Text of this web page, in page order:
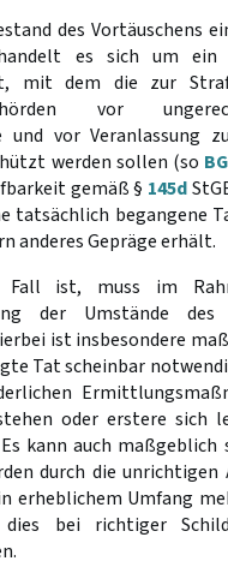
des Vortäuschens
es sich um ein
mit dem die zur
vor
und vor Veranlassung
werden sollen (so
gemäß § 145d
tatsächlich begangene
anderes Gepräge erhält.
ist, muss im
der Umstände des
ist insbesondere
Tat scheinbar
oder erstere sich
kann auch maßgeblich
durch die unrichtigen
erheblichem Umfang
bei richtiger